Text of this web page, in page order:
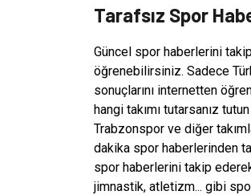
Tarafsız Spor
Güncel spor haberlerini
öğrenebilirsiniz. Sadece
sonuçlarını internetten
hangi takımı tutarsanız
Trabzonspor ve diğer
dakika spor haberlerinden
spor haberlerini takip
jimnastik, atletizm... gibi